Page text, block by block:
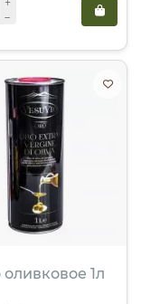
1л